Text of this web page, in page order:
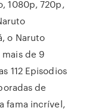
1080p, 720p,
o Naruto
de 9
112 Episodios
de
fama incrível,